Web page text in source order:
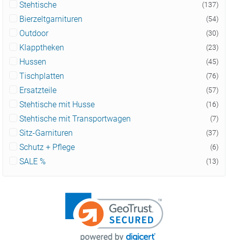
Stehtische (137)
Bierzeltgarnituren (54)
Outdoor (30)
Klapptheken (23)
Hussen (45)
Tischplatten (76)
Ersatzteile (57)
Stehtische mit Husse (16)
Stehtische mit Transportwagen (7)
Sitz-Garnituren (37)
Schutz + Pflege (6)
SALE % (13)